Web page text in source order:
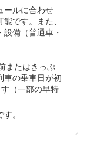
ールに合わせ
です。また、
備（普通車・
またはきっぷ
車の乗車日が初
（一部の早特
。